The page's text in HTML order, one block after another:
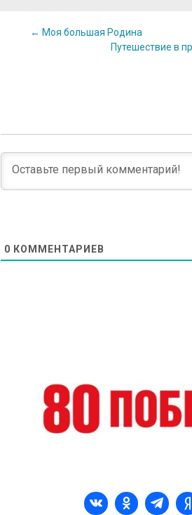
Post
← Моя большая Родина
Путешествие в
0 КОММЕНТАРИЕВ